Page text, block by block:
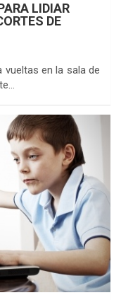
LIDIAR
DE
vueltas en la sala de